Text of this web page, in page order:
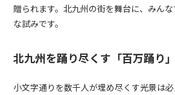
贈られます。北九州の街を舞台に、みん
な試みです。
北九州を踊り尽くす「百万踊り」
小文字通りを数千人が埋め尽くす光景は